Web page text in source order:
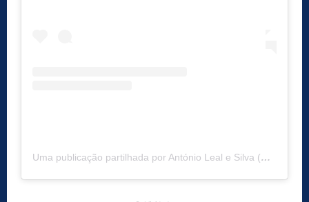
Uma publicação partilhada por António Leal e Silva (@antoniolealesilva)